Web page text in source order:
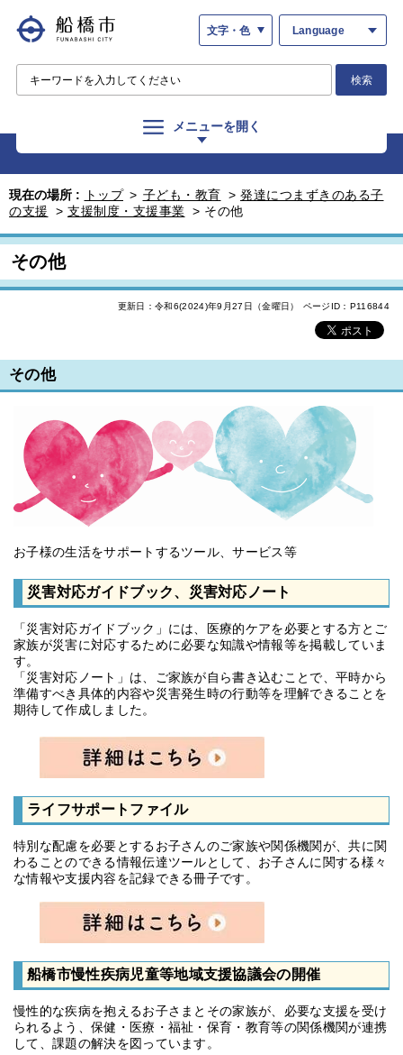
文字・色 Language
検索
メニューを開く
現在の場所 : トップ > 子ども・教育 > 発達につまずきのある子
の支援
> 支援制度・支援事業 > その他
その他
更新日：令和6(2024)年9月27日（金曜日） ページID：P116844
その他
お子様の生活をサポートするツール、サービス等
災害対応ガイドブック、災害対応ノート
「災害対応ガイドブック」には、医療的ケアを必要とする方とご
家族が災害に対応するために必要な知識や情報等を掲載していま
す。
「災害対応ノート」は、ご家族が自ら書き込むことで、平時から
準備すべき具体的内容や災害発生時の行動等を理解できることを
期待して作成しました。
ライフサポートファイル
特別な配慮を必要とするお子さんのご家族や関係機関が、共に関
わることのできる情報伝達ツールとして、お子さんに関する様々
な情報や支援内容を記録できる冊子です。
船橋市慢性疾病児童等地域支援協議会の開催
慢性的な疾病を抱えるお子さまとその家族が、必要な支援を受け
られるよう、保健・医療・福祉・保育・教育等の関係機関が連携
して、課題の解決を図っています。